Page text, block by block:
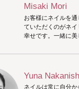
Misaki Mori
お客様にネイルを
ていただくのがネ
幸せです。一緒に美
Yuna
ネイルは常に自分